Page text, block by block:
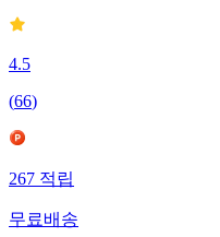
4.5
(66)
267적립
무료배송